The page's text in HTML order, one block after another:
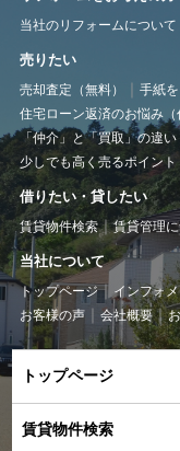
当社のリフォームについて
売りたい
売却査定（無料） 手紙
住宅ローン返済のお悩み（
「仲介」と「買取」の違い
少しでも高く売るポイント
借りたい・貸したい
賃貸物件検索 賃貸管理
当社について
トップページ インフォ
お客様の声
会社概要
トップページ
賃貸物件検索